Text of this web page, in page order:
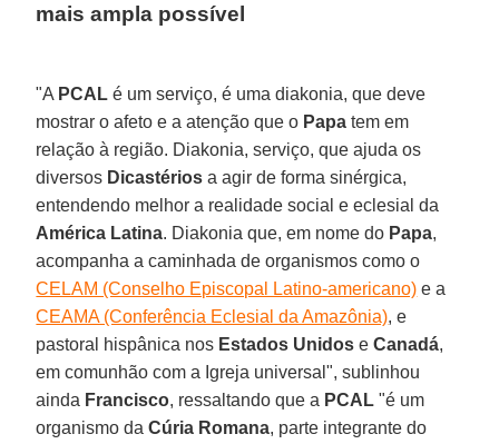
mais ampla possível
"A PCAL é um serviço, é uma diakonia, que deve
mostrar o afeto e a atenção que o Papa tem em
relação à região. Diakonia, serviço, que ajuda os
diversos Dicastérios a agir de forma sinérgica,
entendendo melhor a realidade social e eclesial da
América Latina. Diakonia que, em nome do Papa,
acompanha a caminhada de organismos como o
CELAM (Conselho Episcopal Latino-americano) e a
CEAMA (Conferência Eclesial da Amazônia), e
pastoral hispânica nos Estados Unidos eCanadá,
em comunhão com a Igreja universal", sublinhou
ainda Francisco, ressaltando que a PCAL "é um
organismo daCúria Romana, parte integrante do